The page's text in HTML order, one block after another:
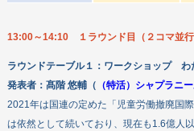
13:00～14:10 １ラウンド目（２コマ並行
ラウンドテーブル１： ワークショップ わ
発表者： 髙階 悠輔（ （特活）シャプラニ
2021年は国連の定めた「児童労働撤廃国
は依然として続いており、現在も1.6億人